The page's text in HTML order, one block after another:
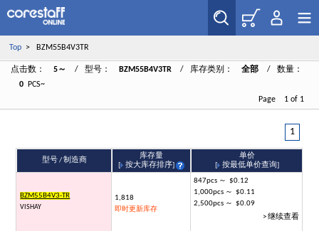
Top> BZM55B4V3TR
点击数： 5～ / 型号： BZM55B4V3TR / 库存类别： 全部
/ 数量：
0
PCS~
Page 1 of 1
1
型号 / 制造商
库存量
[
按大库存排序]
单价
[
按最低单价查询]
BZM55B4V3-TR
VISHAY
1,818
即时更新库存
847pcs ～ $0.12
1,000pcs ～ $0.11
2,500pcs ～ $0.09
> 继续查看